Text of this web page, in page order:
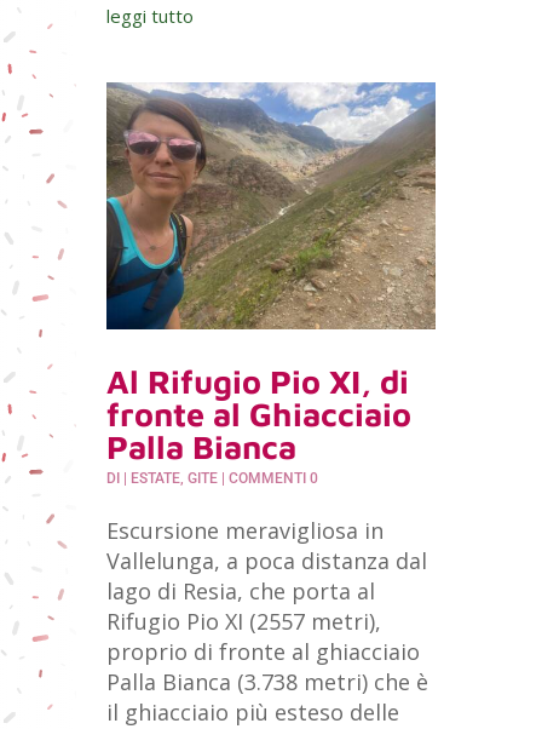
leggi tutto
Al Rifugio Pio XI, di
fronte al Ghiacciaio
Palla Bianca
DI ESTATE, GITE| COMMENTI 0
Escursione meravigliosa in
Vallelunga, a poca distanza dal
lago di Resia, che porta al
Rifugio Pio XI (2557 metri),
proprio di fronte al ghiacciaio
Palla Bianca (3.738 metri) che è
il ghiacciaio più esteso delle